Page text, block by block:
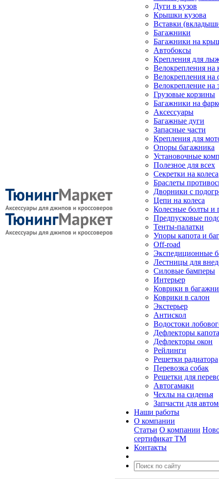
Дуги в кузов
Крышки кузова
Вставки
Багажники
Багажники на
Автобоксы
Крепления для
Велокрепления
Велокрепления на
Велокрепление на
Грузовые корзины
Багажники на
Аксессуары
Багажные дуги
Запасные части
Крепления для
Опоры багажника
Установочные
Полезное для всех
Секретки на колеса
Браслеты
Дворники с
Цепи на колеса
Колесные болты и
Предпусковые
Тенты-палатки
Упоры капота и
Off-road
Экспедиционные
Лестницы для
Силовые бамперы
Интерьер
Коврики в
Коврики в салон
Экстерьер
Антискол
Водостоки
Дефлекторы капота
Дефлекторы окон
Рейлинги
Решетки радиатора
Перевозка собак
Решетки для
Автогамаки
Чехлы на сиденья
Запчасти для
Наши работы
О компании
Статьи О компании
сертификат ТМ
Контакты